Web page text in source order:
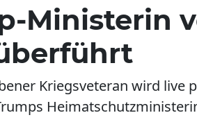
Ministerin
Kriegsveteran wird live